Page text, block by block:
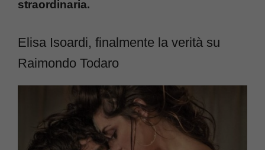
straordinaria.
Elisa Isoardi, finalmente la verità su
Raimondo Todaro